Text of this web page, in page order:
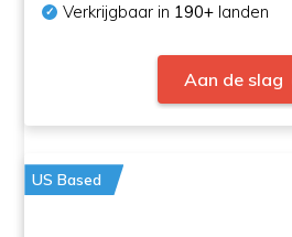
Verkrijgbaar in 190+ landen
Aan de slag
US Based